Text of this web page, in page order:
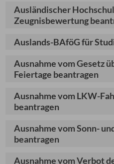
Ausländischer
Zeugnisbewertung
Auslands-BAföG für
Ausnahme vom Gesetz
Feiertage beantragen
Ausnahme vom LKW-
beantragen
Ausnahme vom Sonn-
beantragen
Ausnahme vom Verbot